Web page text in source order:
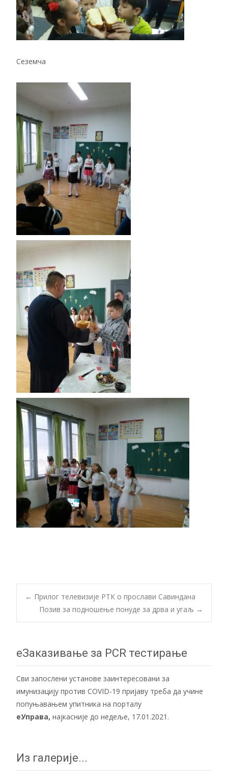
Сеземча
Post
← Прилог телевизије РТК о прослави Савиндана
Позив за подношење понуде за дрва и угаљ →
еЗаказивање за PCR тестирање
Сви запослени установе заинтересовани за
имунизацију против COVID-19 пријаву треба да учине
попуњавањем упитника на порталу
еУправа, најкасније до недеље, 17.01.2021.
Из галерије...